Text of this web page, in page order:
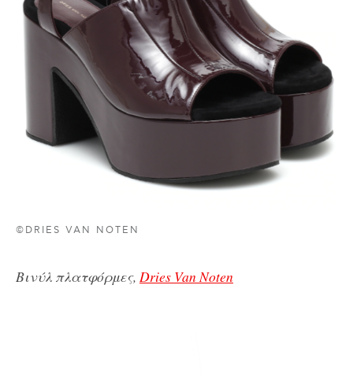
©DRIES VAN NOTEN
Βινύλ πλατφόρμες, Dries Van Noten